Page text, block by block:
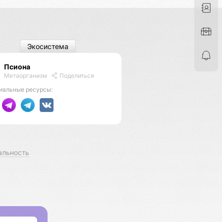
Псиона
Метаорганизм
Поделиться
ресурсы:
Экосистема